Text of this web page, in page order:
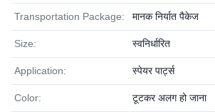
Transportation Package: मानक निर्यात पैकेज
Size: स्वनिर्धारित
Application: स्पेयर पार्ट्स
Color: टूटकर अलग हो जाना